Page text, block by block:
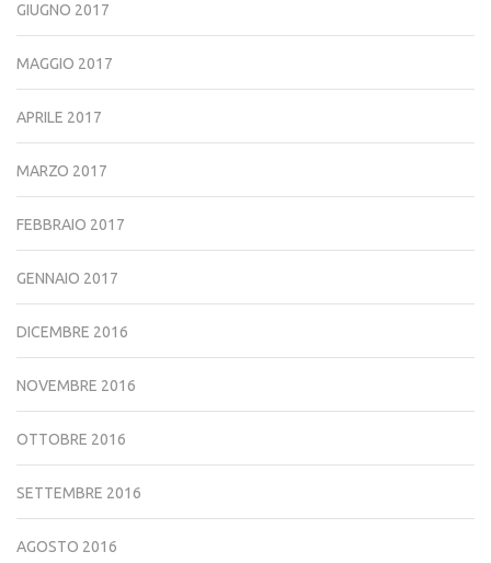
GIUGNO 2017
MAGGIO 2017
APRILE 2017
MARZO 2017
FEBBRAIO 2017
GENNAIO 2017
DICEMBRE 2016
NOVEMBRE 2016
OTTOBRE 2016
SETTEMBRE 2016
AGOSTO 2016